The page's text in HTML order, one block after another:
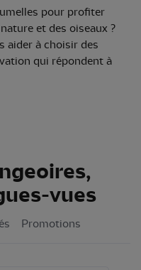
pour profiter
et des oiseaux ?
aider à choisir des
qui répondent à
vues
Promotions